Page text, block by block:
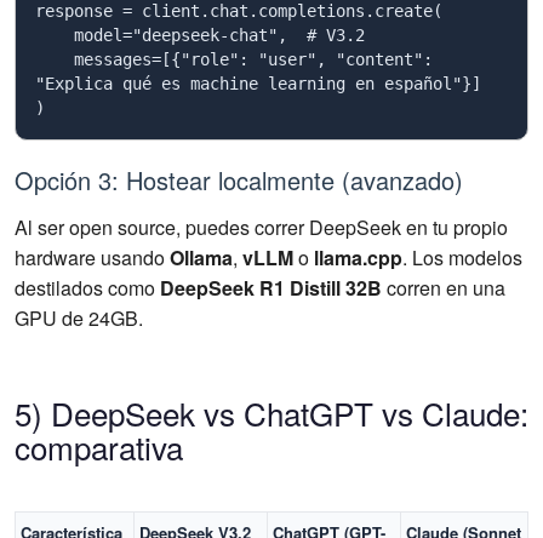
response = client.chat.completions.create(
"Explica qué es machine learning en español"}]
)
Opción 3: Hostear localmente (avanzado)
Al ser open source, puedes correr DeepSeek en tu propio
hardware usandoOllama, vLLMo llama.cpp. Los modelos
destilados como DeepSeek R1 Distill 32B corren en una
GPU de 24GB.
5) DeepSeek vs ChatGPT vs Claude:
comparativa
Característica DeepSeek V3.2 ChatGPT (GPT- Claude (Sonnet